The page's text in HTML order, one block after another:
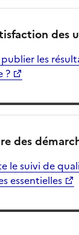
des
les
?
des
le suivi de
essentielles